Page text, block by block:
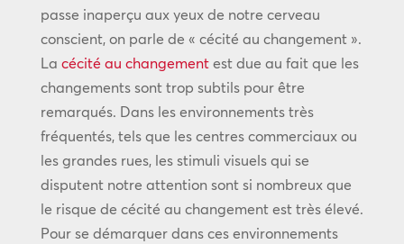
passe inaperçu aux yeux de notre cerveau
conscient, on parle de « cécité au changement ».
La cécité au changementest due au fait que les
changements sont trop subtils pour être
remarqués. Dans les environnements très
fréquentés, tels que les centres commerciaux ou
les grandes rues, les stimuli visuels qui se
disputent notre attention sont si nombreux que
le risque de cécité au changement est très élevé.
Pour se démarquer dans ces environnements